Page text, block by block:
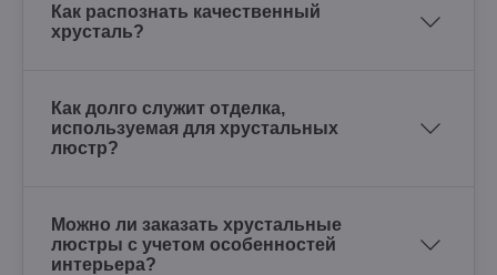
Как распознать качественный
хрусталь?
Как долго служит отделка,
используемая для хрустальных
люстр?
Можно ли заказать хрустальные
люстры с учетом особенностей
интерьера?